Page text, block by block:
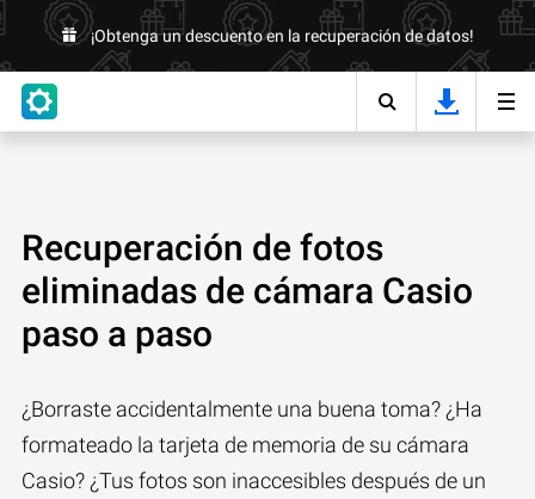
¡Obtenga un descuento en la recuperación de datos!
Recuperación de fotos
eliminadas de cámara Casio
paso a paso
¿Borraste accidentalmente una buena toma? ¿Ha
formateado la tarjeta de memoria de su cámara
Casio? ¿Tus fotos son inaccesibles después de un